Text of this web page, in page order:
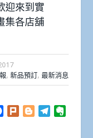
迎來到實
集各店舖
, 新品預訂, 最新消息
Facebook
Plurk BloggerTelegram